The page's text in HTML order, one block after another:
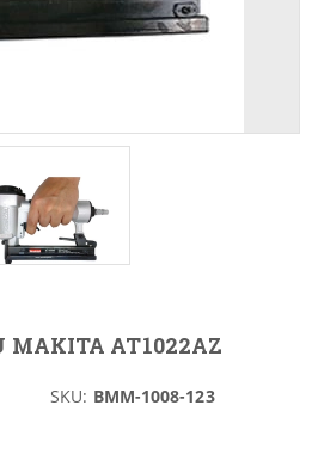
MAKITA AT1022AZ
SKU: BMM-1008-123